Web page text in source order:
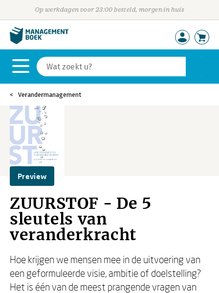
Op werkdagen voor 23:00 besteld, morgen in huis
Verandermanagement
Preview
ZUURSTOF - De 5
sleutels van
veranderkracht
Hoe krijgen we mensen mee in de uitvoering van
een geformuleerde visie, ambitie of doelstelling?
Het is één van de meest prangende vragen van